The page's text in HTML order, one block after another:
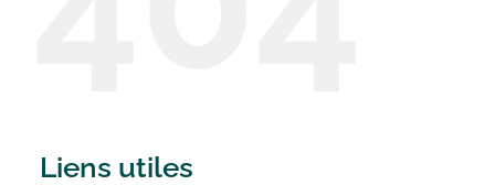
Liens utiles